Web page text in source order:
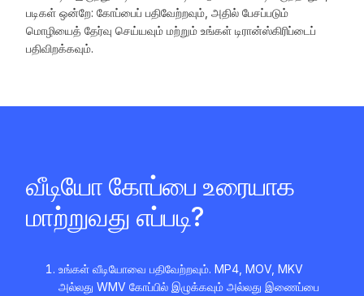
படிகள் ஒன்றே: கோப்பைப் பதிவேற்றவும், அதில் பேசப்படும்
மொழியைத் தேர்வு செய்யவும் மற்றும் உங்கள் டிரான்ஸ்கிரிப்டைப்
பதிவிறக்கவும்.
வீடியோ கோப்பை உரையாக
மாற்றுவது எப்படி?
உங்கள் வீடியோவை பதிவேற்றவும். MP4, MOV, MKV
அல்லது WMV கோப்பில் இழுக்கவும் அல்லது இணைப்பை